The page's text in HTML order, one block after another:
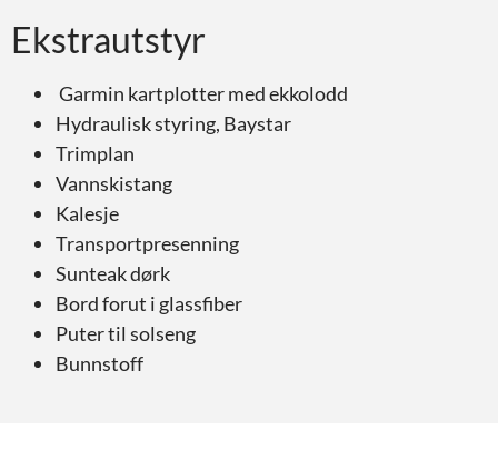
Ekstrautstyr
Garmin kartplotter med ekkolodd
Hydraulisk styring, Baystar
Trimplan
Vannskistang
Kalesje
Transportpresenning
Sunteak dørk
Bord forut i glassfiber
Puter til solseng
Bunnstoff